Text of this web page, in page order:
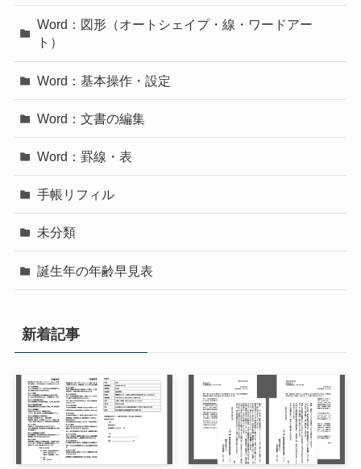
Word：図形（オートシェイプ・線・ワードアー
ト）
Word：基本操作・設定
Word：文書の編集
Word：罫線・表
手帳リフィル
未分類
誕生年の年齢早見表
新着記事